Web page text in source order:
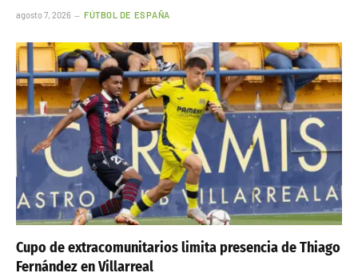
agosto 7, 2026 FÚTBOL DE ESPAÑA
Cupo de extracomunitarios limita presencia de Thiago
Fernández en Villarreal